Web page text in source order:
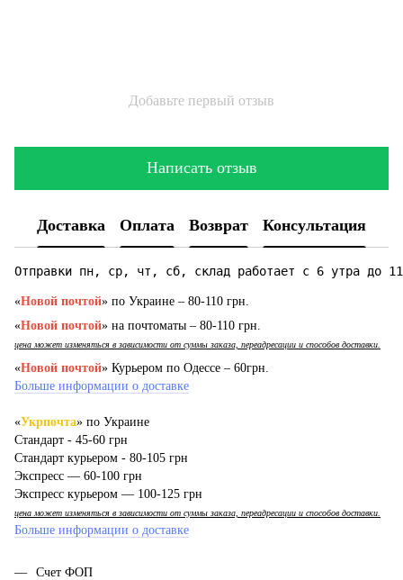
Добавьте первый отзыв
Написать отзыв
Доставка Оплата Возврат Консультация
Отправки пн, ср, чт, сб, склад работает с 6 утра до
«Новой почтой» по Украине – 80-110 грн.
«Новой почтой» на почтоматы – 80-110 грн.
цена может изменяться в зависимости от суммы заказа, переадресации и способов доставки.
«Новой почтой» Курьером по Одессе – 60грн.
Больше информации о доставке
«Укрпочта» по Украине
Стандарт - 45-60 грн
Стандарт курьером - 80-105 грн
Экспресс — 60-100 грн
Экспресс курьером — 100-125 грн
цена может изменяться в зависимости от суммы заказа, переадресации и способов доставки.
Больше информации о доставке
Счет ФОП